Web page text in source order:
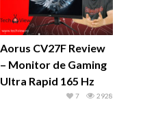
Aorus CV27F Review
– Monitor de Gaming
Ultra Rapid 165 Hz
2928
7